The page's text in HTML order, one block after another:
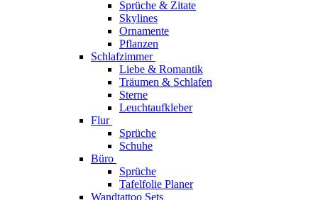
Sprüche & Zitate
Skylines
Ornamente
Pflanzen
Schlafzimmer
Liebe & Romantik
Träumen & Schlafen
Sterne
Leuchtaufkleber
Flur
Sprüche
Schuhe
Büro
Sprüche
Tafelfolie Planer
Wandtattoo Sets